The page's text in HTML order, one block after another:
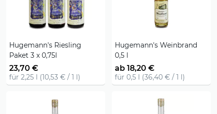
Hugemann's Riesling
Paket 3 x 0,75l
23,70 €
für 2,25 l (10,53 € / 1 l)
Hugemann's Weinbrand
0,5 l
ab 18,20 €
für 0,5 l (36,40 € / 1 l)